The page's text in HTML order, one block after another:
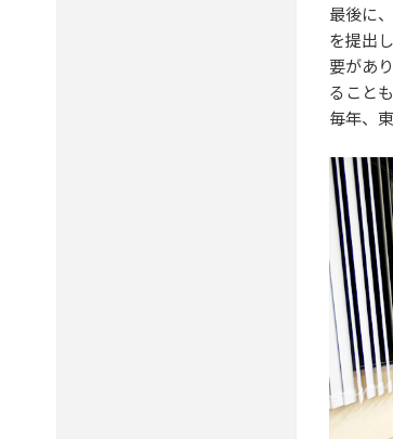
最後に
を提出
要があ
ること
毎年、